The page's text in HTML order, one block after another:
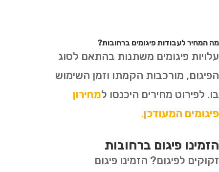
מה המחיר לעבודות פיגומים ברחובות?
עלויות פיגומים משתנות בהתאם לסוג
הפיגום, מורכבות הקמתו וזמן השימוש
בו. לפירוט מחירים היכנסו למחירון
פיגומים המעודכן.
הזמינו פיגום ברחובות
זקוקים לפיגום? הזמינו פיגום